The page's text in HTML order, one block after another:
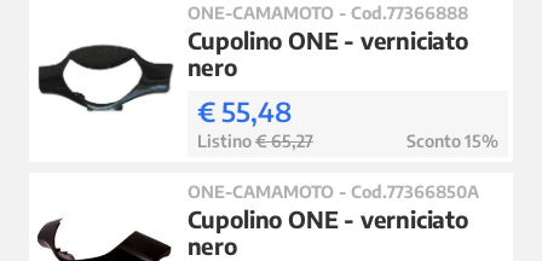
ONE-CAMAMOTO - Cod.77366888
Cupolino ONE - verniciato
nero
€ 55,48
Listino€ 65,27 Sconto 15%
ONE-CAMAMOTO - Cod.77366850A
Cupolino ONE - verniciato
nero